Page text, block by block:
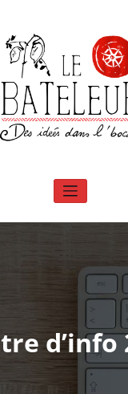
– Conserverie
Ardèche
d’info